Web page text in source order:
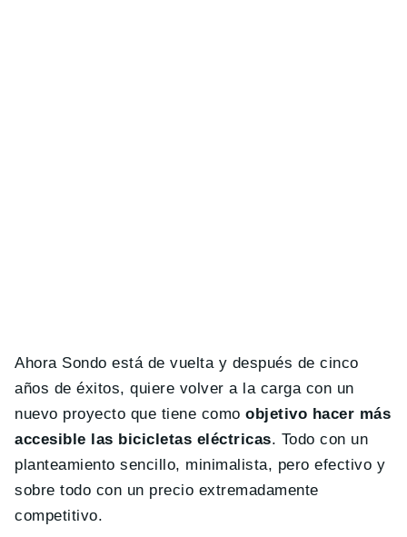
Ahora Sondo está de vuelta y después de cinco
años de éxitos, quiere volver a la carga con un
nuevo proyecto que tiene comoobjetivo hacer más
accesible las bicicletas eléctricas. Todo con un
planteamiento sencillo, minimalista, pero efectivo y
sobre todo con un precio extremadamente
competitivo.